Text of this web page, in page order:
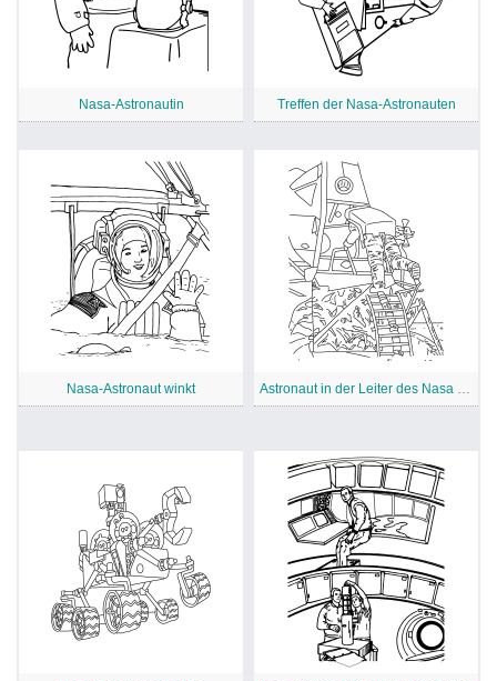
Nasa-Astronautin Treffen der Nasa-Astronauten
Nasa-Astronaut winkt Astronaut in der Leiter des Nasa Luna-Moduls